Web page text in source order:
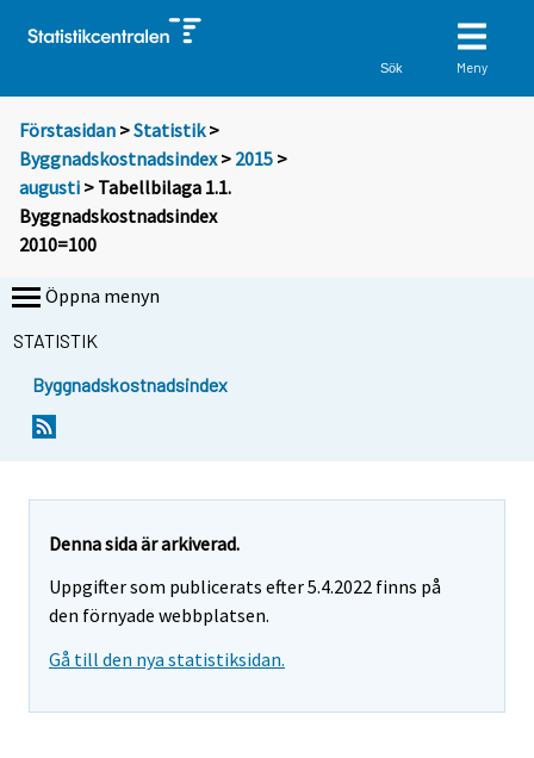
Sök Meny
Förstasidan >Statistik >
Byggnadskostnadsindex> 2015 >
augusti > Tabellbilaga 1.1.
Byggnadskostnadsindex
2010=100
Öppna menyn
STATISTIK
Byggnadskostnadsindex
Denna sida är arkiverad.
Uppgifter som publicerats efter 5.4.2022 finns på
den förnyade webbplatsen.
Gå till den nya statistiksidan.